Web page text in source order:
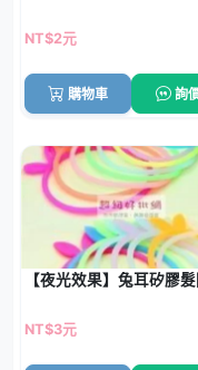
NT$2元
購物車 詢
【夜光效果】兔耳矽膠
NT$3元